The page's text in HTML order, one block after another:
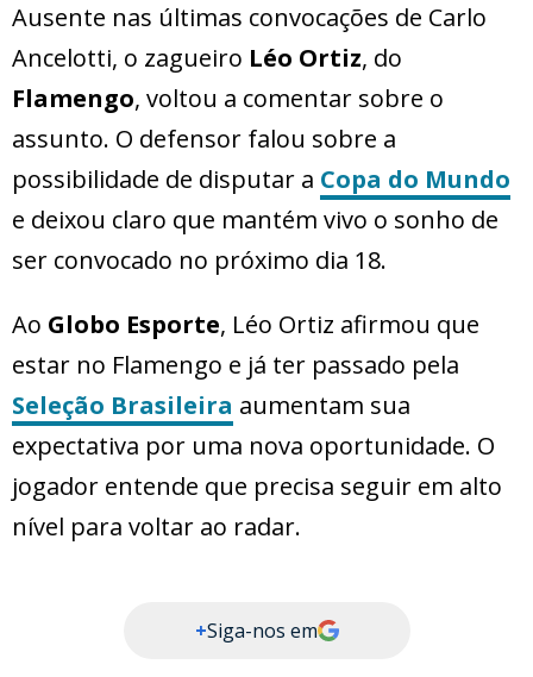
Ausente nas últimas convocações de Carlo
Ancelotti, o zagueiro Léo Ortiz, do
Flamengo, voltou a comentar sobre o
assunto. O defensor falou sobre a
possibilidade de disputar a Copa do Mundo
e deixou claro que mantém vivo o sonho de
ser convocado no próximo dia 18.
Ao Globo Esporte, Léo Ortiz afirmou que
estar no Flamengo e já ter passado pela
Seleção Brasileira aumentam sua
expectativa por uma nova oportunidade. O
jogador entende que precisa seguir em alto
nível para voltar ao radar.
+Siga-nos em